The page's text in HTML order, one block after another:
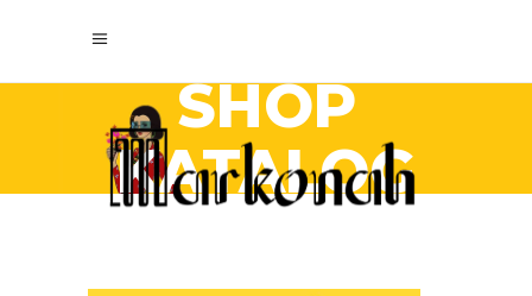
SHOP
KATALOG